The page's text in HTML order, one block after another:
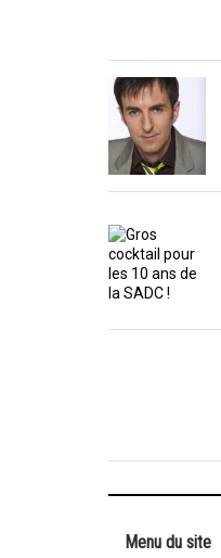
Menu du site